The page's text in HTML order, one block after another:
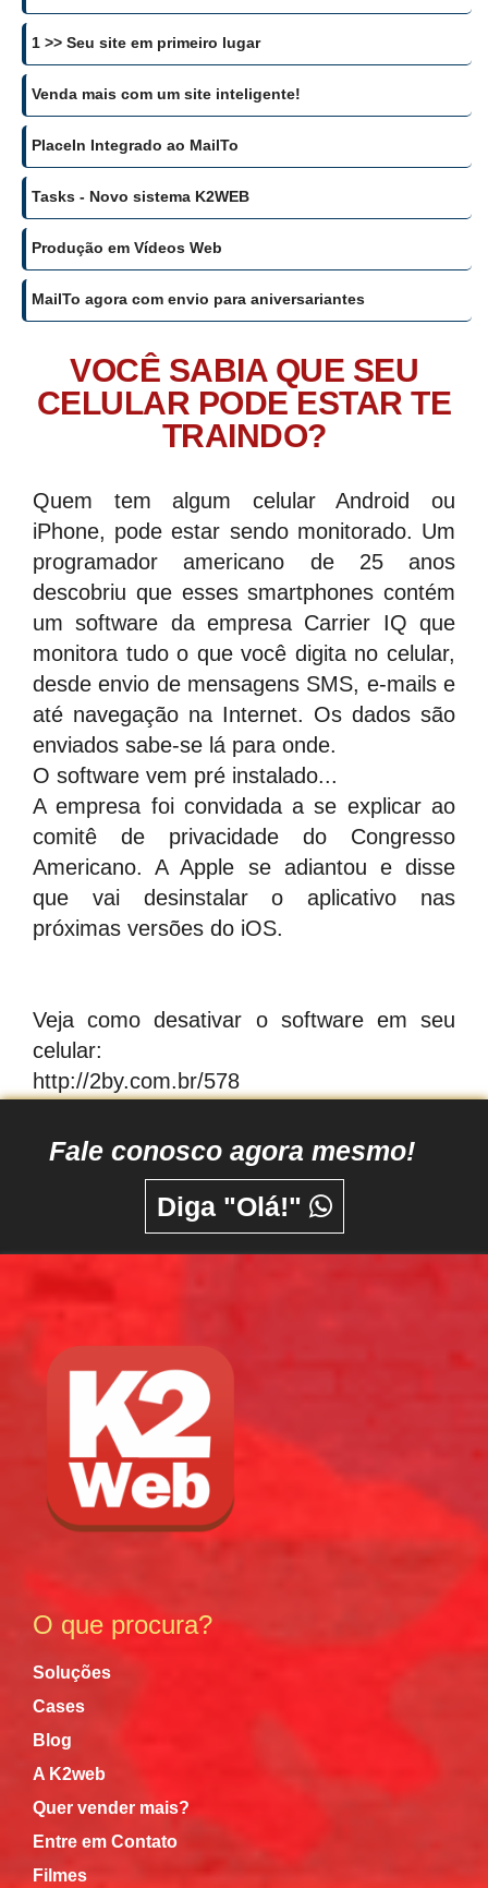
1 >> Seu site em primeiro lugar
Venda mais com um site inteligente!
PlaceIn Integrado ao MailTo
Tasks - Novo sistema K2WEB
Produção em Vídeos Web
MailTo agora com envio para aniversariantes
VOCÊ SABIA QUE SEU
CELULAR PODE ESTAR TE
TRAINDO?
Quem tem algum celular Android ou
iPhone, pode estar sendo monitorado. Um
programador americano de 25 anos
descobriu que esses smartphones contém
um software da empresa Carrier IQ que
monitora tudo o que você digita no celular,
desde envio de mensagens SMS, e-mails e
até navegação na Internet. Os dados são
enviados sabe-se lá para onde.
O software vem pré instalado...
A empresa foi convidada a se explicar ao
comitê de privacidade do Congresso
Americano. A Apple se adiantou e disse
que vai desinstalar o aplicativo nas
próximas versões do iOS.
Veja como desativar o software em seu
celular:
http://2by.com.br/578
Fale conosco agora mesmo!
Diga "Olá!"
O que procura?
Soluções
Cases
Blog
A K2web
Quer vender mais?
Entre em Contato
Filmes